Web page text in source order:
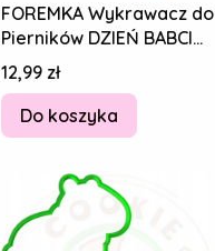
FOREMKA Wykrawacz do
Pierników DZIEŃ BABCI
DZIADKA I TATY Pluszak
MIŚ 10cm
Cena
12,99 zł
Do koszyka